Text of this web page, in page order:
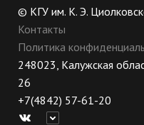
© КГУ им. К. Э.
Контакты
Политика
248023, Калужская
26
+7(4842) 57-61-20